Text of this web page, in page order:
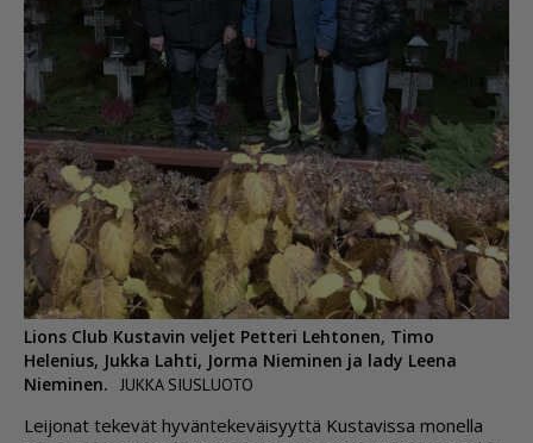
Lions Club Kustavin veljet Petteri Lehtonen, Timo
Helenius, Jukka Lahti, Jorma Nieminen ja lady Leena
Nieminen.
JUKKA SIUSLUOTO
Lei­jo­nat te­ke­vät hy­vän­te­ke­väi­syyt­tä Kus­ta­vis­sa mo­nel­la